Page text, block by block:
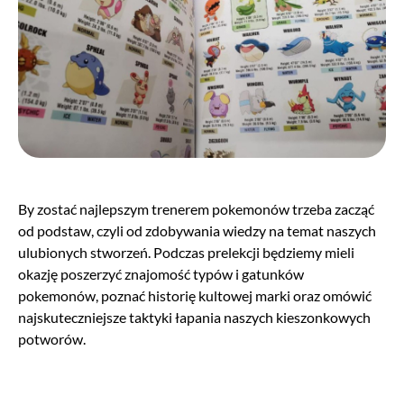
By zostać najlepszym trenerem pokemonów trzeba zacząć
od podstaw, czyli od zdobywania wiedzy na temat naszych
ulubionych stworzeń. Podczas prelekcji będziemy mieli
okazję poszerzyć znajomość typów i gatunków
pokemonów, poznać historię kultowej marki oraz omówić
najskuteczniejsze taktyki łapania naszych kieszonkowych
potworów.